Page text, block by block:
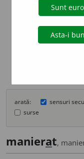
info
arată: sensuri
surse
manierat,